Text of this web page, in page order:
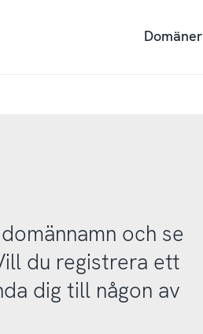
Domäner
och se
du registrera ett
dig till någon av